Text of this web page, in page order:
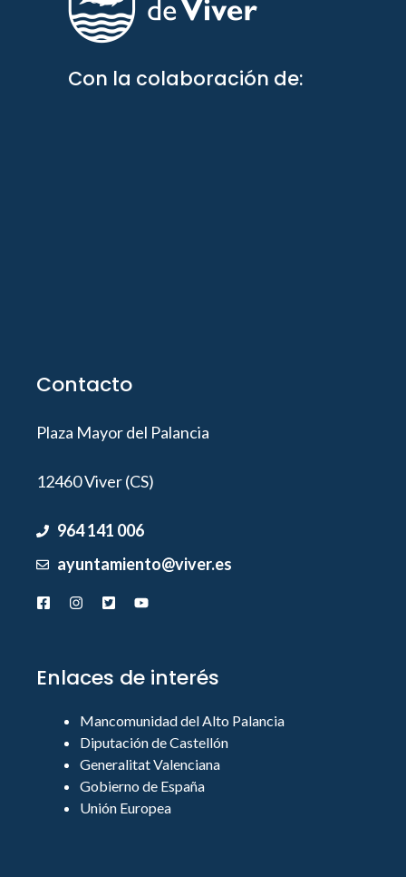
Con la colaboración de:
Contacto
Plaza Mayor del Palancia
12460 Viver (CS)
964 141 006
ayuntamiento@viver.es
Enlaces de interés
Mancomunidad del Alto Palancia
Diputación de Castellón
Generalitat Valenciana
Gobierno de España
Unión Europea